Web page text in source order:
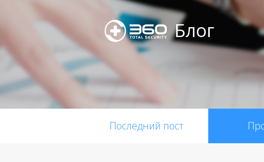
Блог
Последний пост